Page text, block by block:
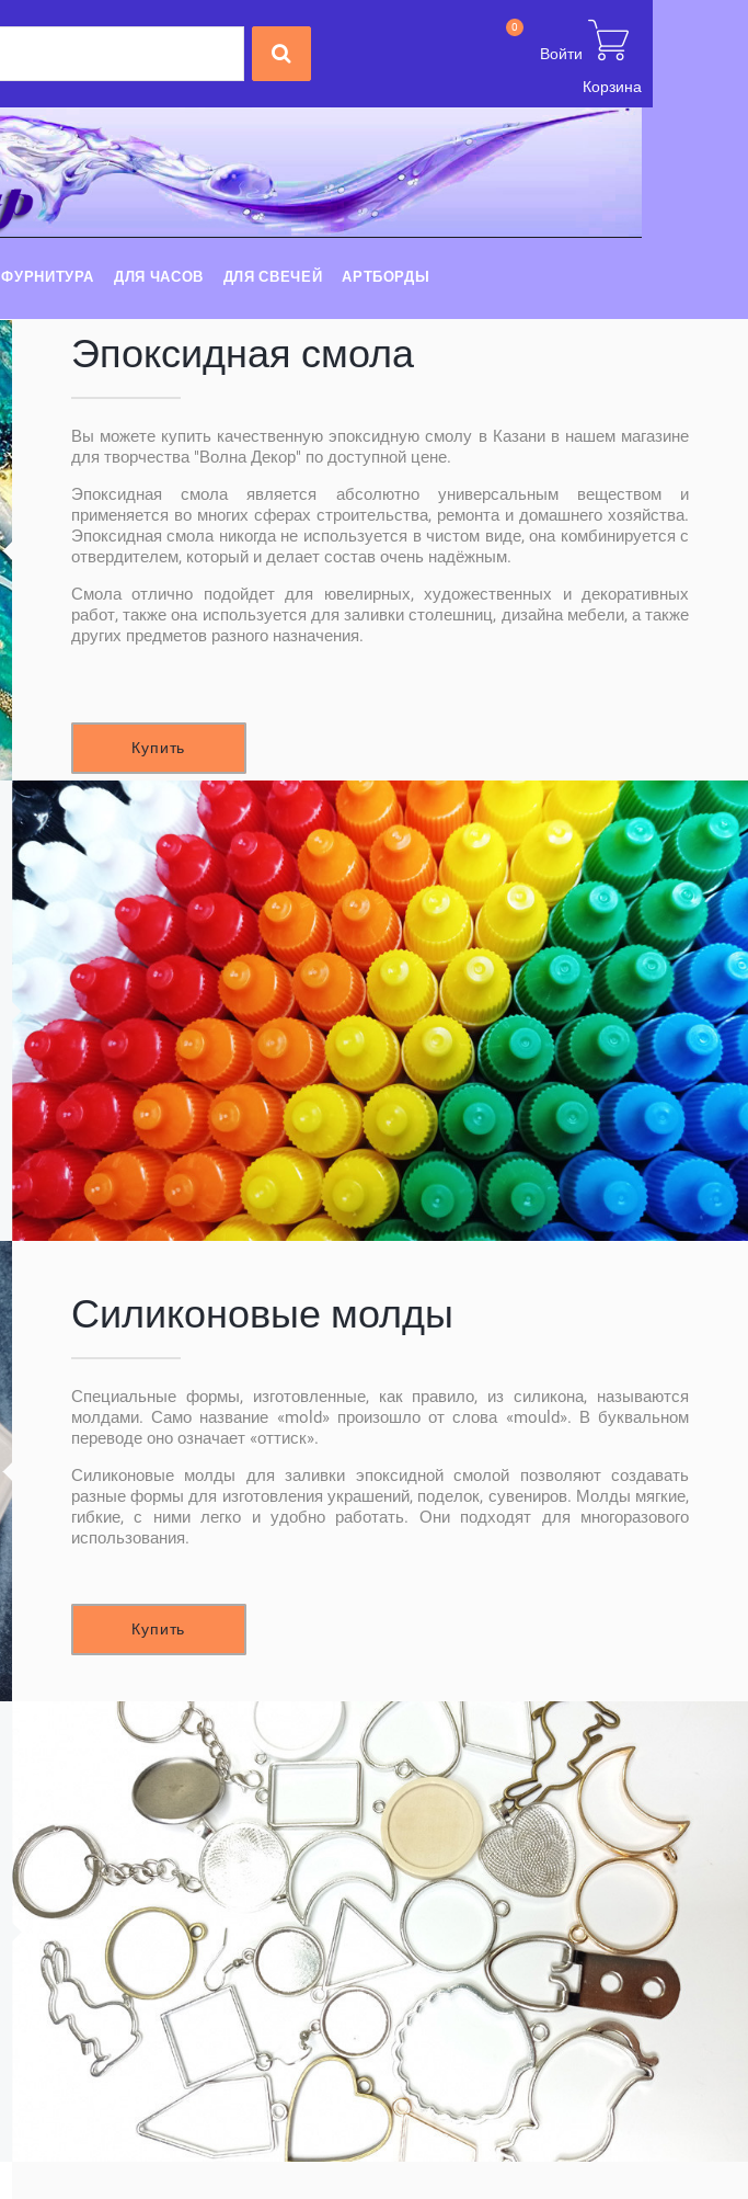
Войти
Корзина
0
ФУРНИТУРА ДЛЯ ЧАСОВ ДЛЯ СВЕЧЕЙ АРТБОРДЫ
Эпоксидная смола
Вы можете купить качественную эпоксидную смолу в Казани в нашем магазине
для творчества "Волна Декор" по доступной цене.
Эпоксидная смола является абсолютно универсальным веществом и
применяется во многих сферах строительства, ремонта и домашнего хозяйства.
Эпоксидная смола никогда не используется в чистом виде, она комбинируется с
отвердителем, который и делает состав очень надёжным.
Смола отлично подойдет для ювелирных, художественных и декоративных
работ, также она используется для заливки столешниц, дизайна мебели, а также
других предметов разного назначения.
Купить
Силиконовые молды
Специальные формы, изготовленные, как правило, из силикона, называются
молдами. Само название «mold» произошло от слова «mould». В буквальном
переводе оно означает «оттиск».
Силиконовые молды для заливки эпоксидной смолой позволяют создавать
разные формы для изготовления украшений, поделок, сувениров. Молды мягкие,
гибкие, с ними легко и удобно работать. Они подходят для многоразового
использования.
Купить